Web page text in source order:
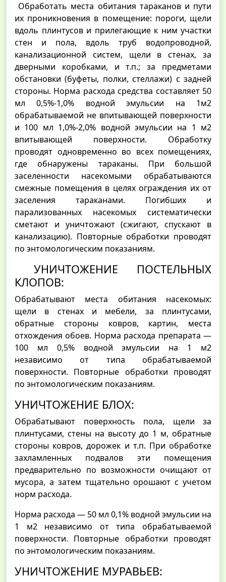
Обработать места обитания тараканов и пути
их проникновения в помещение: пороги, щели
вдоль плинтусов и прилегающие к ним участки
стен и пола, вдоль труб водопроводной,
канализационной систем, щели в стенах, за
дверными коробками, и т.п.; за предметами
обстановки (буфеты, полки, стеллажи) с задней
стороны. Норма расхода средства составляет 50
мл 0,5%-1,0% водной эмульсии на 1м2
обрабатываемой не впитывающей поверхности
и 100 мл 1,0%-2,0% водной эмульсии на 1 м2
впитывающей поверхности. Обработку
проводят одновременно во всех помещениях,
где обнаружены тараканы. При большой
заселенности насекомыми обрабатываются
смежные помещения в целях ограждения их от
заселения тараканами. Погибших и
парализованных насекомых систематически
сметают и уничтожают (сжигают, спускают в
канализацию). Повторные обработки проводят
по энтомологическим показаниям.
УНИЧТОЖЕНИЕ ПОСТЕЛЬНЫХ
КЛОПОВ:
Обрабатывают места обитания насекомых:
щели в стенах и мебели, за плинтусами,
обратные стороны ковров, картин, места
отхождения обоев. Норма расхода препарата —
100 мл 0,5% водной эмульсии на 1 м2
независимо от типа обрабатываемой
поверхности. Повторные обработки проводят
по энтомологическим показаниям.
УНИЧТОЖЕНИЕ БЛОХ:
Обрабатывают поверхность пола, щели за
плинтусами, стены на высоту до 1 м, обратные
стороны ковров, дорожек и т.п. При обработке
захламленных подвалов эти помещения
предварительно по возможности очищают от
мусора, а затем тщательно орошают с учетом
норм расхода.
Норма расхода — 50 мл 0,1% водной эмульсии на
1 м2 независимо от типа обрабатываемой
поверхности. Повторные обработки проводят
по энтомологическим показаниям.
УНИЧТОЖЕНИЕ МУРАВЬЕВ: